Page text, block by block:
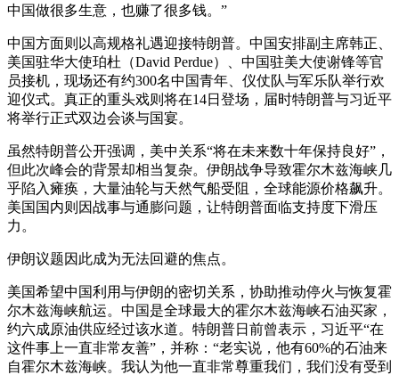
中国做很多生意，也赚了很多钱。”
中国方面则以高规格礼遇迎接特朗普。中国安排副主席韩正、
美国驻华大使珀杜（David Perdue）、中国驻美大使谢锋等官
员接机，现场还有约300名中国青年、仪仗队与军乐队举行欢
迎仪式。真正的重头戏则将在14日登场，届时特朗普与习近平
将举行正式双边会谈与国宴。
虽然特朗普公开强调，美中关系“将在未来数十年保持良好”，
但此次峰会的背景却相当复杂。伊朗战争导致霍尔木兹海峡几
乎陷入瘫痪，大量油轮与天然气船受阻，全球能源价格飙升。
美国国内则因战事与通膨问题，让特朗普面临支持度下滑压
力。
伊朗议题因此成为无法回避的焦点。
美国希望中国利用与伊朗的密切关系，协助推动停火与恢复霍
尔木兹海峡航运。中国是全球最大的霍尔木兹海峡石油买家，
约六成原油供应经过该水道。特朗普日前曾表示，习近平“在
这件事上一直非常友善”，并称：“老实说，他有60%的石油来
自霍尔木兹海峡。我认为他一直非常尊重我们，我们没有受到